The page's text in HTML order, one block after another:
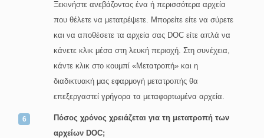
Ξεκινήστε ανεβάζοντας ένα ή περισσότερα αρχεία
που θέλετε να μετατρέψετε. Μπορείτε είτε να σύρετε
και να αποθέσετε τα αρχεία σας DOC είτε απλά να
κάνετε κλικ μέσα στη λευκή περιοχή. Στη συνέχεια,
κάντε κλικ στο κουμπί «Μετατροπή» και η
διαδικτυακή μας εφαρμογή μετατροπής θα
επεξεργαστεί γρήγορα τα μεταφορτωμένα αρχεία.
Πόσος χρόνος χρειάζεται για τη μετατροπή των
αρχείων DOC;